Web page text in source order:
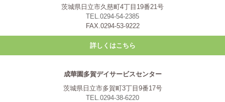
茨城県日立市久慈町4丁目19番21号
TEL.0294-54-2385
FAX.0294-53-9222
詳しくはこちら
成華園多賀デイサービスセンター
茨城県日立市多賀町3丁目9番17号
TEL.0294-38-6220